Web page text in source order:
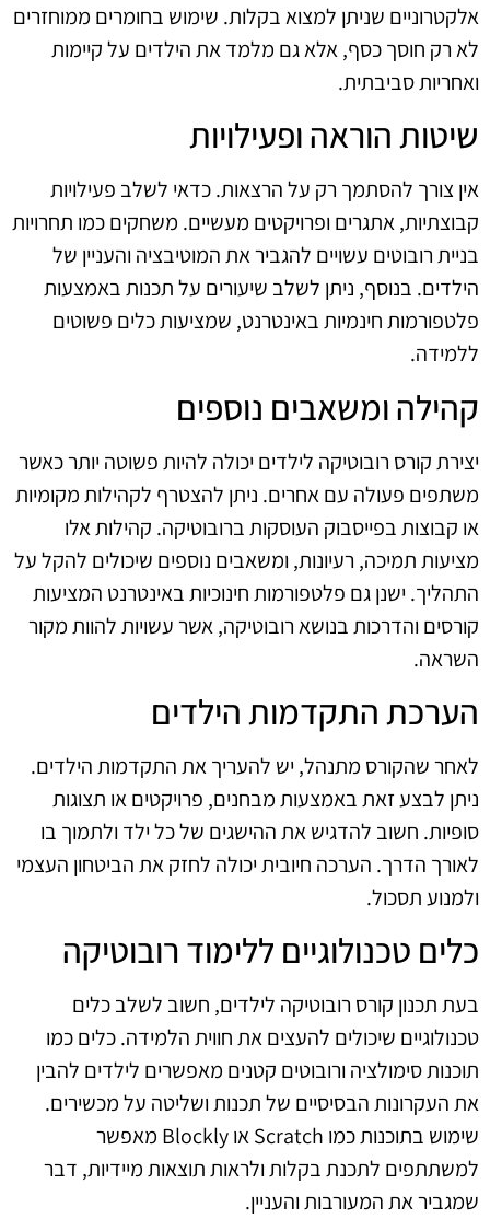
אלקטרוניים שניתן למצוא בקלות. שימוש בחומרים ממוחזרים
לא רק חוסך כסף, אלא גם מלמד את הילדים על קיימות
ואחריות סביבתית.
שיטות הוראה ופעילויות
אין צורך להסתמך רק על הרצאות. כדאי לשלב פעילויות
קבוצתיות, אתגרים ופרויקטים מעשיים. משחקים כמו תחרויות
בניית רובוטים עשויים להגביר את המוטיבציה והעניין של
הילדים. בנוסף, ניתן לשלב שיעורים על תכנות באמצעות
פלטפורמות חינמיות באינטרנט, שמציעות כלים פשוטים
ללמידה.
קהילה ומשאבים נוספים
יצירת קורס רובוטיקה לילדים יכולה להיות פשוטה יותר כאשר
משתפים פעולה עם אחרים. ניתן להצטרף לקהילות מקומיות
או קבוצות בפייסבוק העוסקות ברובוטיקה. קהילות אלו
מציעות תמיכה, רעיונות, ומשאבים נוספים שיכולים להקל על
התהליך. ישנן גם פלטפורמות חינוכיות באינטרנט המציעות
קורסים והדרכות בנושא רובוטיקה, אשר עשויות להוות מקור
השראה.
הערכת התקדמות הילדים
לאחר שהקורס מתנהל, יש להעריך את התקדמות הילדים.
ניתן לבצע זאת באמצעות מבחנים, פרויקטים או תצוגות
סופיות. חשוב להדגיש את ההישגים של כל ילד ולתמוך בו
לאורך הדרך. הערכה חיובית יכולה לחזק את הביטחון העצמי
ולמנוע תסכול.
כלים טכנולוגיים ללימוד רובוטיקה
בעת תכנון קורס רובוטיקה לילדים, חשוב לשלב כלים
טכנולוגיים שיכולים להעצים את חווית הלמידה. כלים כמו
תוכנות סימולציה ורובוטים קטנים מאפשרים לילדים להבין
את העקרונות הבסיסיים של תכנות ושליטה על מכשירים.
שימוש בתוכנות כמו Scratch או Blockly מאפשר
למשתתפים לתכנת בקלות ולראות תוצאות מיידיות, דבר
שמגביר את המעורבות והעניין.